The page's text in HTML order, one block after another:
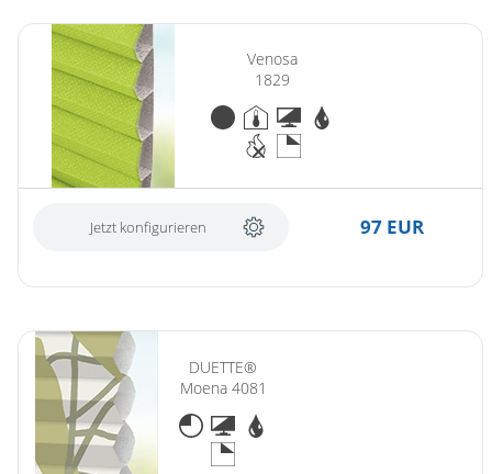
Venosa
1829
Jetzt konfigurieren 97 EUR
DUETTE®
Moena 4081